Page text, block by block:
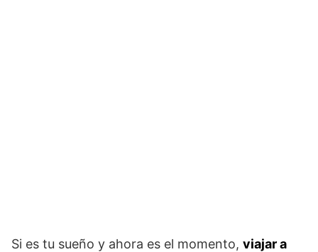
Si es tu sueño y ahora es el momento, viajar a